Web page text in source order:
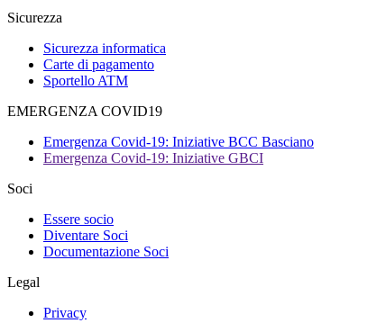
Sicurezza
Sicurezza informatica
Carte di pagamento
Sportello ATM
EMERGENZA COVID19
Emergenza Covid-19: Iniziative BCC Basciano
Emergenza Covid-19: Iniziative GBCI
Soci
Essere socio
Diventare Soci
Documentazione Soci
Legal
Privacy